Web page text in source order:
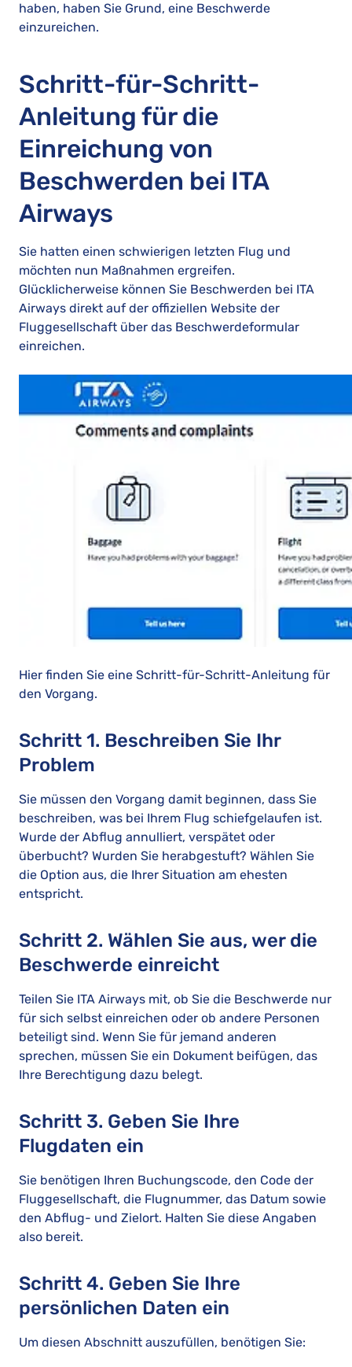
haben, haben Sie Grund, eine Beschwerde
einzureichen.
Schritt-für-Schritt-
Anleitung für die
Einreichung von
Beschwerden bei ITA
Airways
Sie hatten einen schwierigen letzten Flug und
möchten nun Maßnahmen ergreifen.
Glücklicherweise können Sie Beschwerden bei ITA
Airways direkt auf der offiziellen Website der
Fluggesellschaft über das Beschwerdeformular
einreichen.
Hier finden Sie eine Schritt-für-Schritt-Anleitung für
den Vorgang.
Schritt 1. Beschreiben Sie Ihr
Problem
Sie müssen den Vorgang damit beginnen, dass Sie
beschreiben, was bei Ihrem Flug schiefgelaufen ist.
Wurde der Abflug annulliert, verspätet oder
überbucht? Wurden Sie herabgestuft? Wählen Sie
die Option aus, die Ihrer Situation am ehesten
entspricht.
Schritt 2. Wählen Sie aus, wer die
Beschwerde einreicht
Teilen Sie ITA Airways mit, ob Sie die Beschwerde nur
für sich selbst einreichen oder ob andere Personen
beteiligt sind. Wenn Sie für jemand anderen
sprechen, müssen Sie ein Dokument beifügen, das
Ihre Berechtigung dazu belegt.
Schritt 3. Geben Sie Ihre
Flugdaten ein
Sie benötigen Ihren Buchungscode, den Code der
Fluggesellschaft, die Flugnummer, das Datum sowie
den Abflug- und Zielort. Halten Sie diese Angaben
also bereit.
Schritt 4. Geben Sie Ihre
persönlichen Daten ein
Um diesen Abschnitt auszufüllen, benötigen Sie: